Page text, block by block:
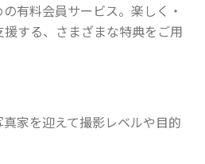
有料会員サービス。楽しく・
する、さまざまな特典をご用
家を迎えて撮影レベルや目的